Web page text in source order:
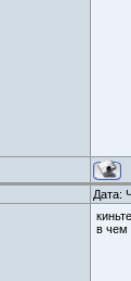
Дата:
в чем